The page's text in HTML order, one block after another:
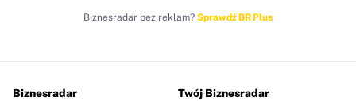
Biznesradar bez reklam? Sprawdź BR Plus
Biznesradar Twój Biznesradar